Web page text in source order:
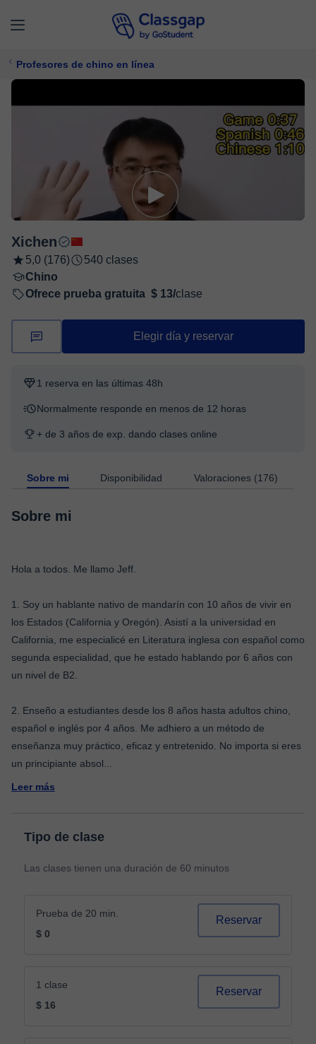
Profesores de chino en línea
Xichen
5,0 (176)
540 clases
Chino
Ofrece prueba gratuita $ 13/clase
Elegir día y reservar
1 reserva en las últimas 48h
Normalmente responde en menos de 12 horas
+ de 3 años de exp. dando clases online
Sobre mi Disponibilidad Valoraciones (176)
Sobre mi
Hola a todos. Me llamo Jeff.
1. Soy un hablante nativo de mandarín con 10 años de vivir en
los Estados (California y Oregón). Asistí a la universidad en
California, me especialicé en Literatura inglesa con español como
segunda especialidad, que he estado hablando por 6 años con
un nivel de B2.
2. Enseño a estudiantes desde los 8 años hasta adultos chino,
español e inglés por 4 años. Me adhiero a un método de
enseñanza muy práctico, eficaz y entretenido. No importa si eres
un principiante absol
Leer más
Tipo de clase
Las clases tienen una duración de 60 minutos
Prueba de 20 min.
$ 0
Reservar
1 clase
$ 16
Reservar